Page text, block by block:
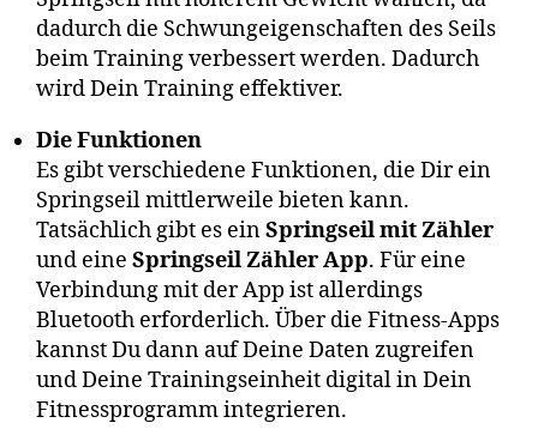
dadurch die Schwungeigenschaften des Seils
beim Training verbessert werden. Dadurch
wird Dein Training effektiver.
Die Funktionen
Es gibt verschiedene Funktionen, die Dir ein
Springseil mittlerweile bieten kann.
Tatsächlich gibt es einSpringseil mit Zähler
und eine Springseil Zähler App. Für eine
Verbindung mit der App ist allerdings
Bluetooth erforderlich. Über die Fitness-Apps
kannst Du dann auf Deine Daten zugreifen
und Deine Trainingseinheit digital in Dein
Fitnessprogramm integrieren.